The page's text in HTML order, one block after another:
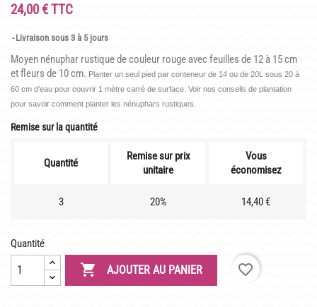
REPAS GROUPES
HISTOIRE
LATOUR-MARLIAC
CLAUDE MONET
BIOGRAPHIE DE 1908
LES BAMBOUS
CONSEILS
DE PLANTATION
DE JARDINAGE AQUATIQUE
DE NOS PRÉDÉCESSEURS
24,00 € TTC
Livraison sous 3 à 5 jours
Moyen nénuphar rustique de couleur rouge avec feuilles de 12 à 15 cm
et fleurs de 10 cm. Planter un seul pied par conteneur de 14 ou de 20L sous 20 à
60 cm d’eau pour couvrir 1 mètre carré de surface. Voir nos conseils de plantation
pour savoir comment planter les nénuphars rustiques.
Remise sur la quantité
Quantité
Remise sur prix
unitaire
Vous
économisez
3 20% 14,40 €
Quantité
 AJOUTER AU PANIER favorite_border